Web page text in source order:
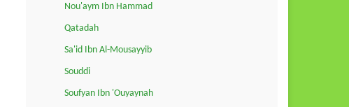
Nou'aym Ibn Hammad
Qatadah
Sa'id Ibn Al-Mousayyib
Souddi
Soufyan Ibn 'Ouyaynah